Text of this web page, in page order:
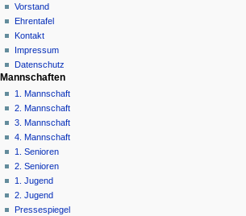
g
a
i
o
n
s
m
e
n
ü
Quelltext
anzeigen
Versionsgeschichte
Vorstand
Ehrentafel
Kontakt
Impressum
Datenschutz
Mannschaften
1. Mannschaft
2. Mannschaft
3. Mannschaft
4. Mannschaft
1. Senioren
2. Senioren
1. Jugend
2. Jugend
Pressespiegel